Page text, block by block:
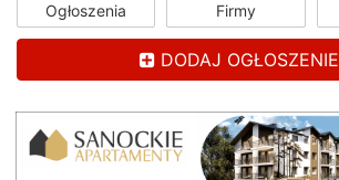
Ogłoszenia Firmy
DODAJ OGŁOSZENIE